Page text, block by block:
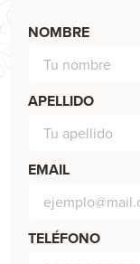
NOMBRE
APELLIDO
EMAIL
TELÉFONO